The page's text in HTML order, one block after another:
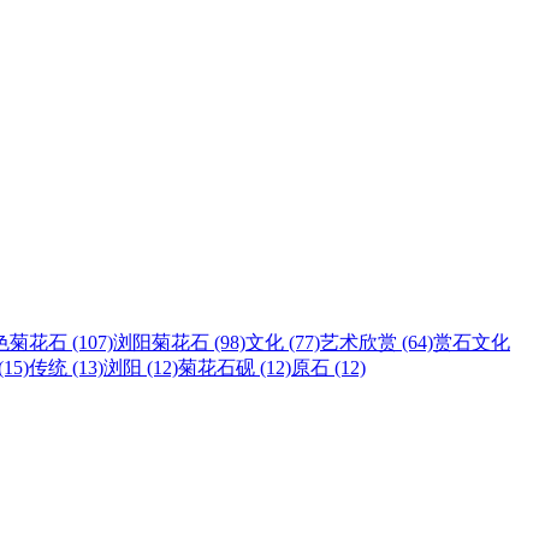
菊花石 (107)浏阳菊花石 (98)文化 (77)艺术欣赏 (64)赏石文化
传统 (13)浏阳 (12)菊花石砚 (12)原石 (12)